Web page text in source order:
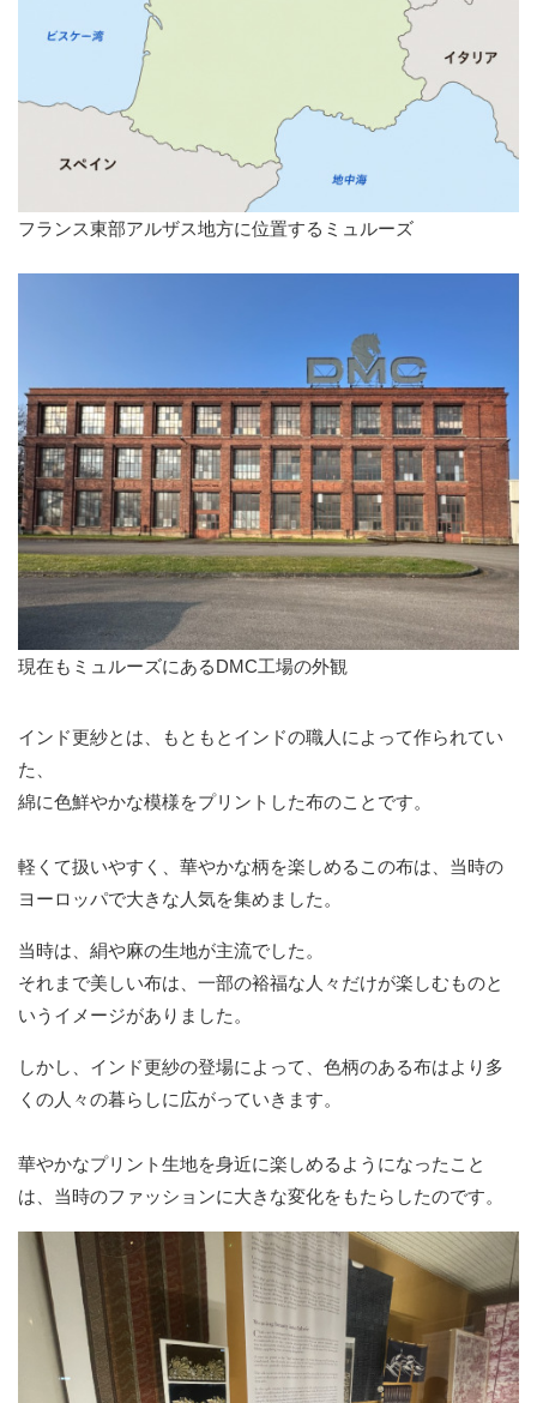
フランス東部アルザス地方に位置するミュルーズ
現在もミュルーズにあるDMC工場の外観
インド更紗とは、もともとインドの職人によって作られてい
た、
綿に色鮮やかな模様をプリントした布のことです。
軽くて扱いやすく、華やかな柄を楽しめるこの布は、当時の
ヨーロッパで大きな人気を集めました。
当時は、絹や麻の生地が主流でした。
それまで美しい布は、一部の裕福な人々だけが楽しむものと
いうイメージがありました。
しかし、インド更紗の登場によって、色柄のある布はより多
くの人々の暮らしに広がっていきます。
華やかなプリント生地を身近に楽しめるようになったこと
は、当時のファッションに大きな変化をもたらしたのです。